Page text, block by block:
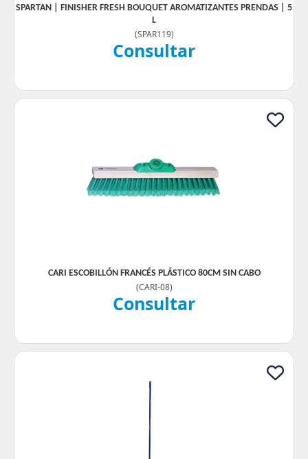
SPARTAN | FINISHER FRESH BOUQUET AROMATIZANTES PRENDAS | 5
L
(SPAR119)
Consultar
CARI ESCOBILLÓN FRANCÉS PLÁSTICO 80CM SIN CABO
(CARI-08)
Consultar